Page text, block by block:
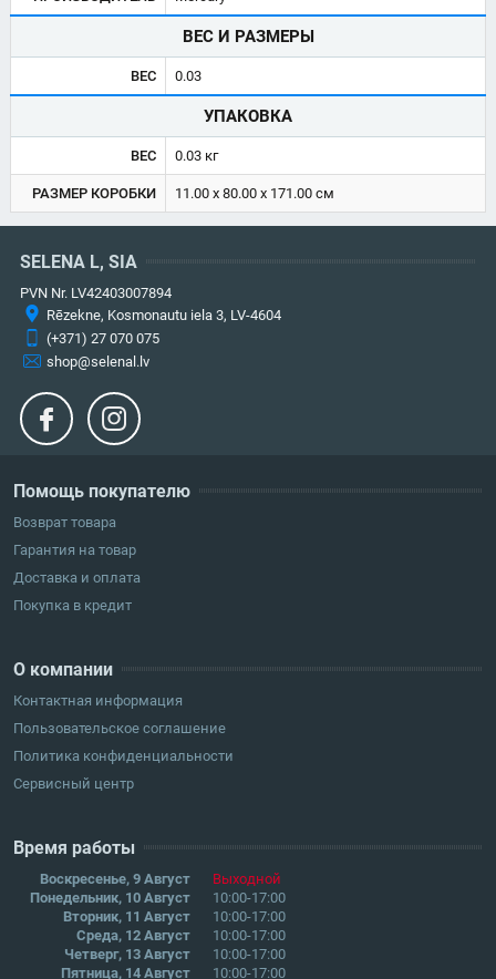
ВЕС И РАЗМЕРЫ
ВЕС 0.03
УПАКОВКА
ВЕС 0.03 кг
РАЗМЕР КОРОБКИ 11.00 x 80.00 x 171.00 см
Помощь покупателю
Возврат товара
Гарантия на товар
Доставка и оплата
Покупка в кредит
О компании
Контактная информация
Пользовательское соглашение
Политика конфиденциальности
Сервисный центр
Время работы
Воскресенье, 9 Август
Выходной
Понедельник, 10 Август
10:00-17:00
Вторник, 11 Август
10:00-17:00
Среда, 12 Август
10:00-17:00
Четверг, 13 Август
10:00-17:00
Пятница, 14 Август
10:00-17:00
SELENA L, SIA
PVN Nr. LV42403007894
Rēzekne, Kosmonautu iela 3, LV-4604
(+371) 27 070 075
shop@selenal.lv